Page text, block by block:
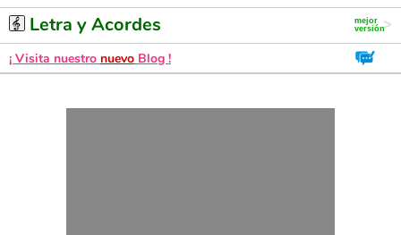
Letra y Acordes
¡ Visita nuestro nuevo Blog !